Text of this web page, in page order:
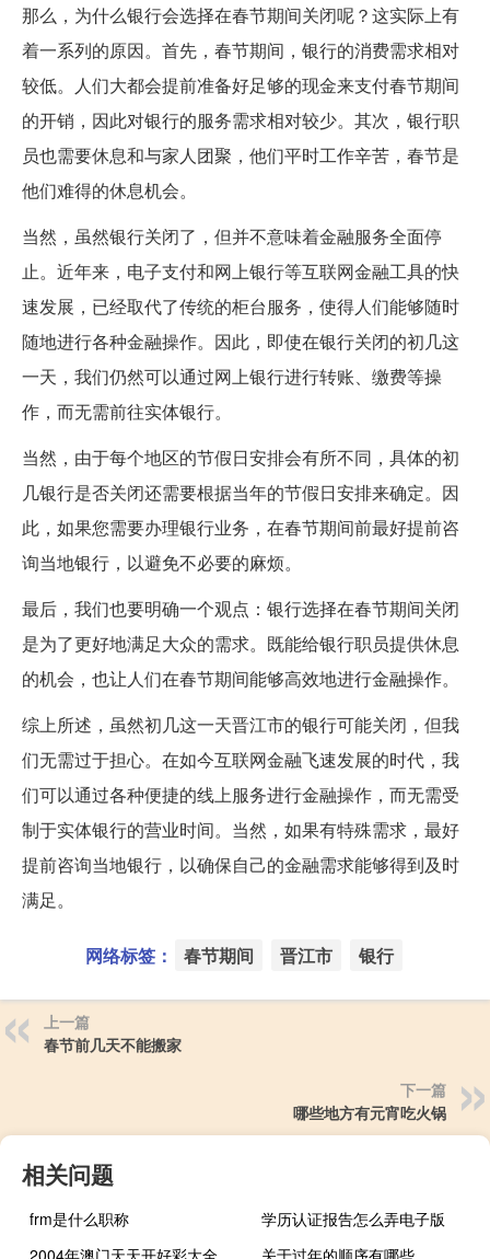
那么，为什么银行会选择在春节期间关闭呢？这实际上有
着一系列的原因。首先，春节期间，银行的消费需求相对
较低。人们大都会提前准备好足够的现金来支付春节期间
的开销，因此对银行的服务需求相对较少。其次，银行职
员也需要休息和与家人团聚，他们平时工作辛苦，春节是
他们难得的休息机会。
当然，虽然银行关闭了，但并不意味着金融服务全面停
止。近年来，电子支付和网上银行等互联网金融工具的快
速发展，已经取代了传统的柜台服务，使得人们能够随时
随地进行各种金融操作。因此，即使在银行关闭的初几这
一天，我们仍然可以通过网上银行进行转账、缴费等操
作，而无需前往实体银行。
当然，由于每个地区的节假日安排会有所不同，具体的初
几银行是否关闭还需要根据当年的节假日安排来确定。因
此，如果您需要办理银行业务，在春节期间前最好提前咨
询当地银行，以避免不必要的麻烦。
最后，我们也要明确一个观点：银行选择在春节期间关闭
是为了更好地满足大众的需求。既能给银行职员提供休息
的机会，也让人们在春节期间能够高效地进行金融操作。
综上所述，虽然初几这一天晋江市的银行可能关闭，但我
们无需过于担心。在如今互联网金融飞速发展的时代，我
们可以通过各种便捷的线上服务进行金融操作，而无需受
制于实体银行的营业时间。当然，如果有特殊需求，最好
提前咨询当地银行，以确保自己的金融需求能够得到及时
满足。
网络标签： 春节期间 晋江市 银行
上一篇
春节前几天不能搬家
下一篇
哪些地方有元宵吃火锅
相关问题
frm是什么职称
学历认证报告怎么弄电子版
关于过年的顺序有哪些